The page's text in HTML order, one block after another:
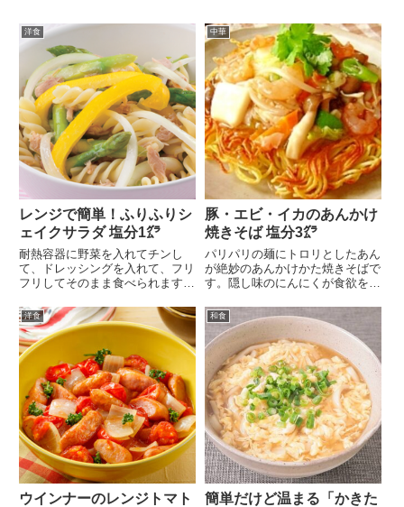
洋食
レンジで簡単！ふりふりシ
ェイクサラダ 塩分1㌘
耐熱容器に野菜を入れてチンし
て、ドレッシングを入れて、フリ
フリしてそのまま食べられます。
中華
豚・エビ・イカのあんかけ
焼きそば 塩分3㌘
パリパリの麺にトロリとしたあん
が絶妙のあんかけかた焼きそばで
す。隠し味のにんにくが食欲をそ
洋食
ウインナーのレンジトマト
和食
簡単だけど温まる「かきた